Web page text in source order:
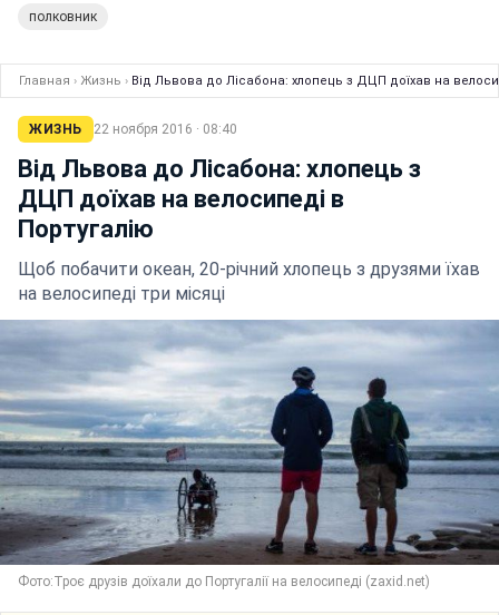
полковник
Главная › Жизнь › Від Львова до Лісабона: хлопець з ДЦП доїхав на
ЖИЗНЬ 22 ноября 2016 · 08:40
Від Львова до Лісабона: хлопець з
ДЦП доїхав на велосипеді в
Португалію
Щоб побачити океан, 20-річний хлопець з друзями їхав
на велосипеді три місяці
Фото:Троє друзів доїхали до Португалії на велосипеді (zaxid.net)